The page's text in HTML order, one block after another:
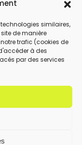
technologies similaires,
de manière
trafic (cookies de
à des
par des services
acceptez le
données